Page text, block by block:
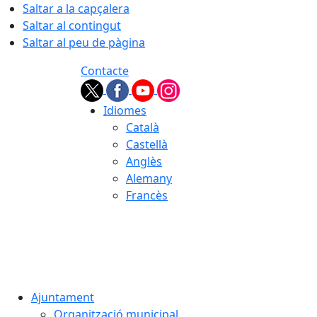
Saltar a la capçalera
Saltar al contingut
Saltar al peu de pàgina
Contacte
Idiomes
Català
Castellà
Anglès
Alemany
Francès
Ajuntament